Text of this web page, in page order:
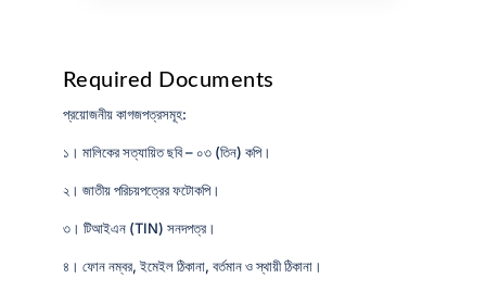
Required Documents
প্রয়োজনীয় কাগজপত্রসমূহ:
১। মালিকের সত্যায়িত ছবি – ০৩ (তিন) কপি।
২। জাতীয় পরিচয়পত্রের ফটোকপি।
৩। টিআইএন (TIN) সনদপত্র।
৪। ফোন নম্বর, ইমেইল ঠিকানা, বর্তমান ও স্থায়ী ঠিকানা।